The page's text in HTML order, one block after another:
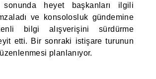
sonunda heyet başkanları ilgili
ve konsolosluk gündemine
bilgi alışverişini sürdürme
etti. Bir sonraki istişare turunun
planlanıyor.